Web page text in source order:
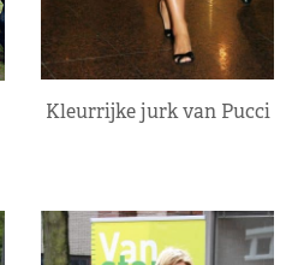
Kleurrijke jurk van Pucci